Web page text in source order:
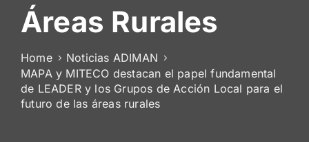
Áreas Rurales
Home
Noticias ADIMAN
MAPA y MITECO destacan el papel fundamental
de LEADER y los Grupos de Acción Local para el
futuro de las áreas rurales